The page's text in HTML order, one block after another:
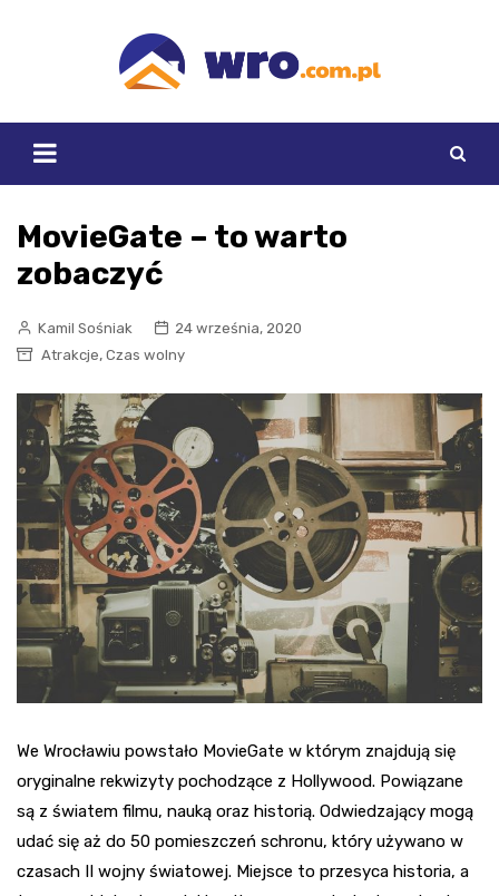
MovieGate – to warto
zobaczyć
Kamil Sośniak
24 września, 2020
Atrakcje, Czas wolny
We Wrocławiu powstało MovieGate w którym znajdują się
oryginalne rekwizyty pochodzące z Hollywood. Powiązane
są z światem filmu, nauką oraz historią. Odwiedzający mogą
udać się aż do 50 pomieszczeń schronu, który używano w
czasach II wojny światowej. Miejsce to przesyca historia, a